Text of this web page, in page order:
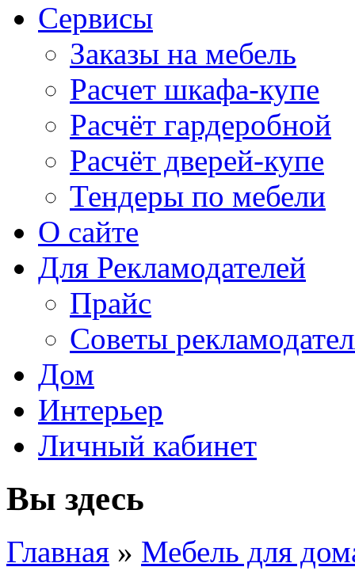
Сервисы
Заказы на мебель
Расчет шкафа-купе
Расчёт гардеробной
Расчёт дверей-купе
Тендеры по мебели
О сайте
Для Рекламодателей
Прайс
Советы
Дом
Интерьер
Личный кабинет
Вы здесь
Главная » Мебель для